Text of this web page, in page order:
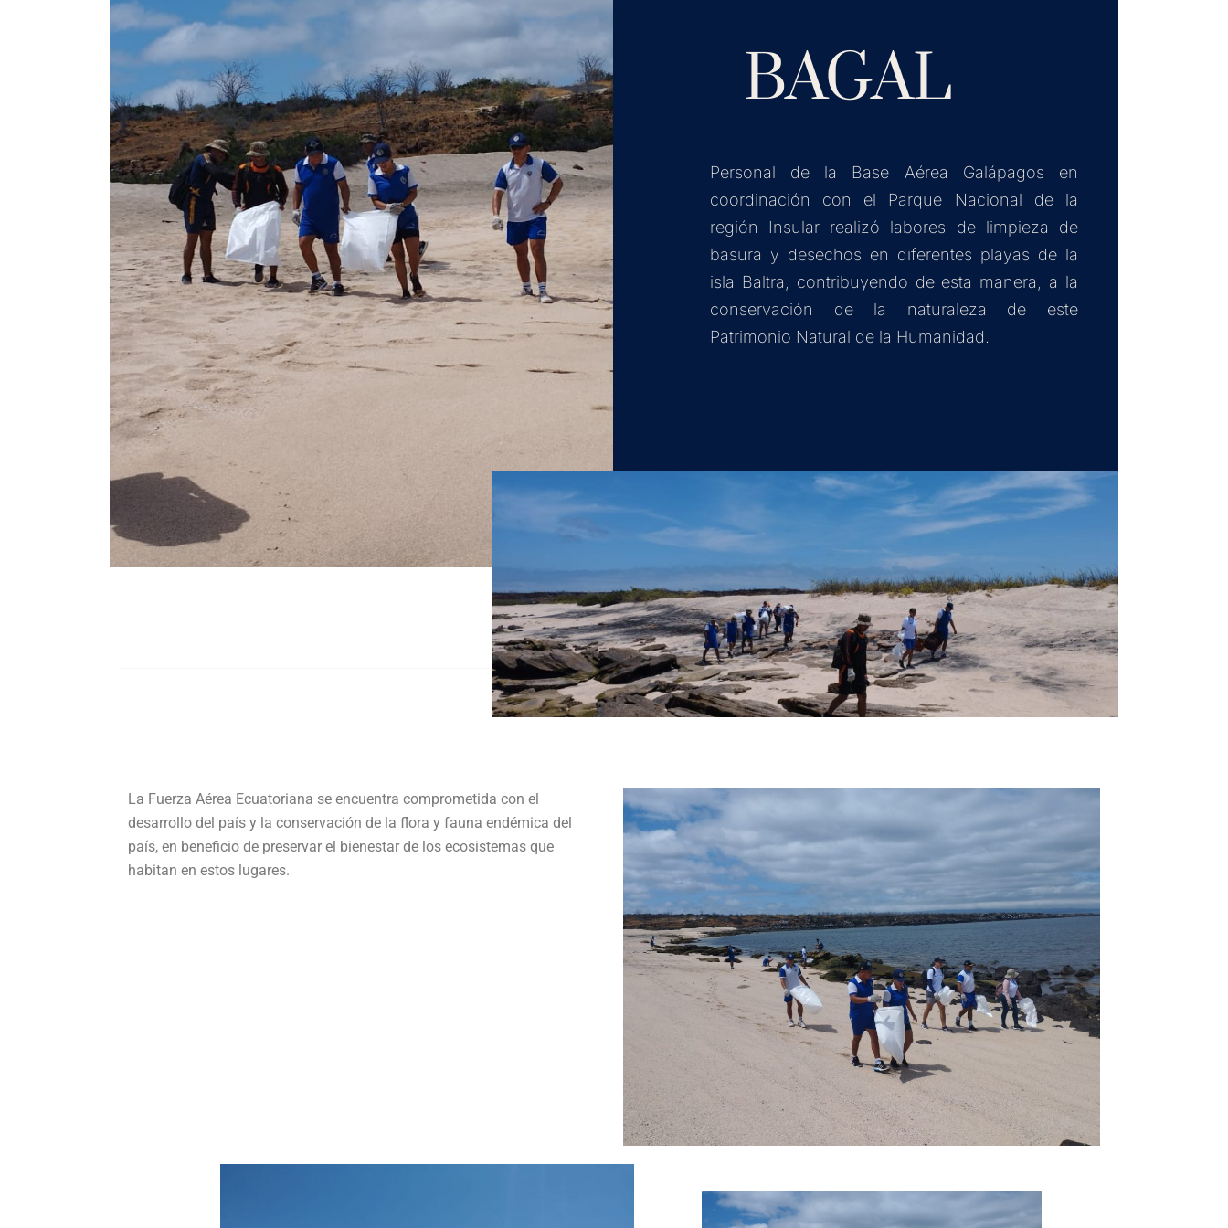
BAGAL
Personal de la Base Aérea Galápagos en
coordinación con el Parque Nacional de la
región Insular realizó labores de limpieza de
basura y desechos en diferentes playas de la
isla Baltra, contribuyendo de esta manera, a la
conservación de la naturaleza de este
Patrimonio Natural de la Humanidad.
La Fuerza Aérea Ecuatoriana se encuentra comprometida con el
desarrollo del país y la conservación de la flora y fauna endémica del
país, en beneficio de preservar el bienestar de los ecosistemas que
habitan en estos lugares.